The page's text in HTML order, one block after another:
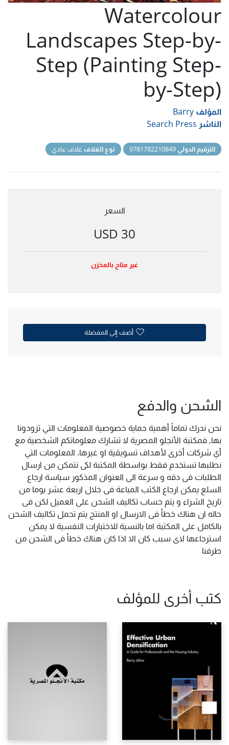
Watercolour
Landscapes Step-by-
Step (Painting Step-
by-Step)
المؤلف Barry
الناشر Search Press
الترقيم الدولي نوع الغلاف غلاف عادي
السعر
30 USD
غير متاح بالمخزن
أضف إلى المفضلة
الشحن والدفع
نحن ندرك تماماً أهمية حماية خصوصية المعلومات التي تزودونا
بها, فمكتبة الأنجلو المصرية لا تشارك معلوماتكم الشخصية مع
أي شركات أخرى لأهداف تسويقية او غيرها. المعلومات التي
نطلبها تستخدم فقط بواسطة المكتبة لكى نتمكن من ارسال
الطلبات فى دقه و سرعة الى العنوان المذكور سياسة ارجاع
السلع يمكن ارجاع الكتب المباعة فى خلال اربعة عشر يوما من
تاريخ الشراء و يتم حساب تكاليف الشحن على العميل لكن فى
حاله ان هناك خطأ فى الارسال او المنتج يتم تحمل تكاليف الشحن
بالكامل على المكتبة اما بالنسبة للاختبارات النفسية لا يمكن
استرجاعها لاى سبب كان الا اذا كان هناك خطأ فى الشحن من
طرفنا
كتب أخرى للمؤلف